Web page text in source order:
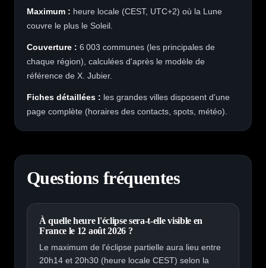
Maximum : heure locale (CEST, UTC+2) où la Lune
couvre le plus le Soleil.
Couverture : 6 003 communes (les principales de
chaque région), calculées d'après le modèle de
référence de X. Jubier.
Fiches détaillées : les grandes villes disposent d'une
page complète (horaires des contacts, spots, météo).
Questions fréquentes
À quelle heure l'éclipse sera-t-elle visible en
France le 12 août 2026 ?
Le maximum de l'éclipse partielle aura lieu entre
20h14 et 20h30 (heure locale CEST) selon la